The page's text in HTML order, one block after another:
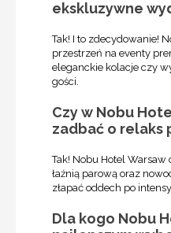
ekskluzywne
Tak! I to zdecydowanie!
przestrzeń na eventy
eleganckie kolacje czy
gości.
Czy w Nobu
zadbać o relaks
Tak! Nobu Hotel Warsaw
łaźnią parową oraz
złapać oddech po
Dla kogo Nobu